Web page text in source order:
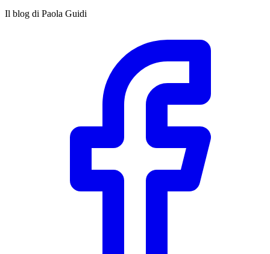
Il blog di Paola Guidi